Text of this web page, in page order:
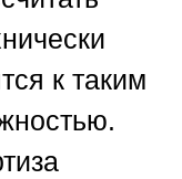
к таким